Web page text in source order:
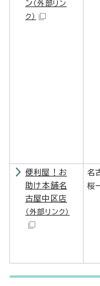
ン （外部リン
ク）
便利屋！お
助け本舗名
古屋中区店
（外部リンク）
名
桜